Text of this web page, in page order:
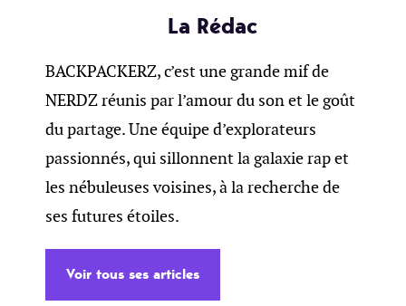
La Rédac
BACKPACKERZ, c’est une grande mif de
NERDZ réunis par l’amour du son et le goût
du partage. Une équipe d’explorateurs
passionnés, qui sillonnent la galaxie rap et
les nébuleuses voisines, à la recherche de
ses futures étoiles.
Voir tous ses articles